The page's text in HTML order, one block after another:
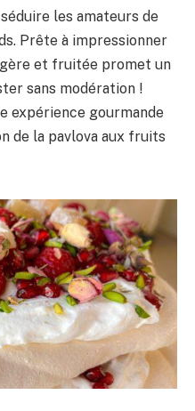
les amateurs de
Prête à impressionner
et fruitée promet un
sans modération !
expérience gourmande
de la pavlova aux fruits